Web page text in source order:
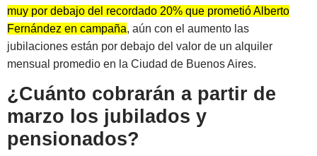
muy por debajo del recordado 20% que prometió Alberto
Fernández en campaña, aún con el aumento las
jubilaciones están por debajo del valor de un alquiler
mensual promedio en la Ciudad de Buenos Aires.
¿Cuánto cobrarán a partir de
marzo los jubilados y
pensionados?